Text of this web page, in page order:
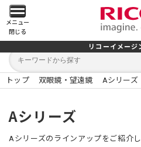
メ
イ
ン
メ
ニ
ュ
メニュー
閉じる
リコーイメージ
キ
ワ
ー
トップ 双眼鏡・望遠鏡 Aシリーズ
Aシリーズ
Aシリーズのラインアップをご紹介し